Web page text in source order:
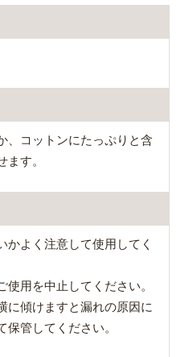
、コットンにたっぷりと含
ます。
かよく注意して使用してく
用を中止してください。
に傾けますと漏れの原因に
管してください。